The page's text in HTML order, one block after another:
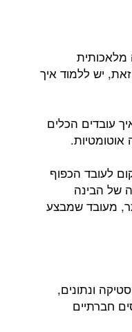
מלאכותית
יש ללמוד איך
עובדים הכלים
אוטומטיות.
לעובד הכפוף
של הבינה
מעובד שמבצע
ונתונים,
חברתיים